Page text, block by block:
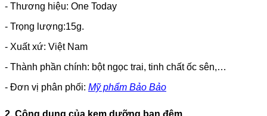
- Thương hiệu: One Today
- Trọng lượng:15g.
- Xuất xứ: Việt Nam
- Thành phần chính: bột ngọc trai, tinh chất ốc sên,…
- Đơn vị phân phối: Mỹ phẩm Bảo Bảo
2. Công dụng của kem dưỡng ban đêm